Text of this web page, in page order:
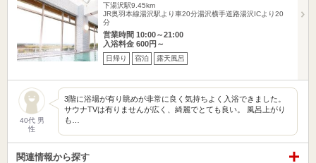
下湯沢駅9.45km
JR奥羽本線湯沢駅より車20分湯沢横手道路湯沢ICより20
分
営業時間 10:00～21:00
入浴料金 600円～
日帰り 宿泊 露天風呂
40代 男
性
3階に浴場が有り眺めが非常に良く気持ちよく入浴できました。
サウナTVは有りませんが広く、綺麗でとても良い。 風呂上がり
も…
関連情報から探す